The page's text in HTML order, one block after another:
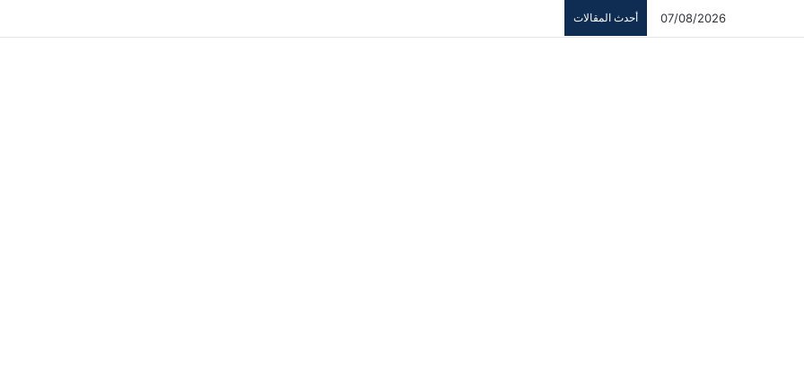
07/08/2026 أحدث المقالات